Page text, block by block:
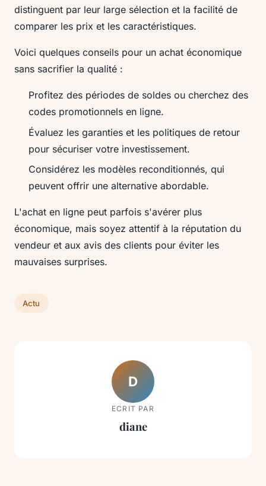
distinguent par leur large sélection et la facilité de
comparer les prix et les caractéristiques.
Voici quelques conseils pour un achat économique
sans sacrifier la qualité :
Profitez des périodes de soldes ou cherchez des
codes promotionnels en ligne.
Évaluez les garanties et les politiques de retour
pour sécuriser votre investissement.
Considérez les modèles reconditionnés, qui
peuvent offrir une alternative abordable.
L'achat en ligne peut parfois s'avérer plus
économique, mais soyez attentif à la réputation du
vendeur et aux avis des clients pour éviter les
mauvaises surprises.
Actu
D
ECRIT PAR
diane